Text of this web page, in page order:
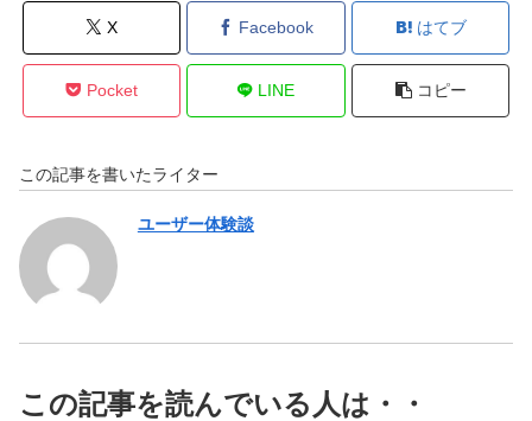
X Facebook はてブ
Pocket LINE コピー
この記事を書いたライター
ユーザー体験談
この記事を読んでいる人は・・